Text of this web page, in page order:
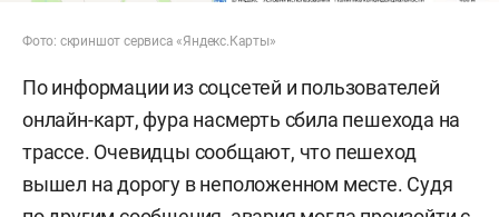
Фото: скриншот сервиса «Яндекс.Карты»
По информации из соцсетей и пользователей
онлайн-карт, фура насмерть сбила пешехода на
трассе. Очевидцы сообщают, что пешеход
вышел на дорогу в неположенном месте. Судя